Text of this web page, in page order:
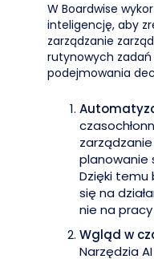
W Boardwise
inteligencję, aby
zarządzanie
rutynowych zadań
podejmowania
planowanie
Dzięki temu
się na
nie na
Wgląd w
Narzędzia